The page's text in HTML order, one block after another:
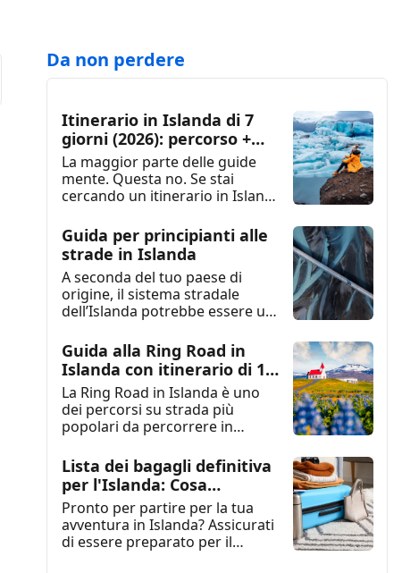
Da non perdere
Itinerario in Islanda di 7
giorni (2026): percorso +
mappa + consigli
La maggior parte delle guide
mente. Questa no. Se stai
cercando un itinerario in Islanda
Guida per principianti alle
strade in Islanda
A seconda del tuo paese di
origine, il sistema stradale
dell’Islanda potrebbe essere un
Guida alla Ring Road in
Islanda con itinerario di 10
giorni
La Ring Road in Islanda è uno
dei percorsi su strada più
popolari da percorrere in
Lista dei bagagli definitiva
per l'Islanda: Cosa
indossare in Islanda
Pronto per partire per la tua
avventura in Islanda? Assicurati
di essere preparato per il